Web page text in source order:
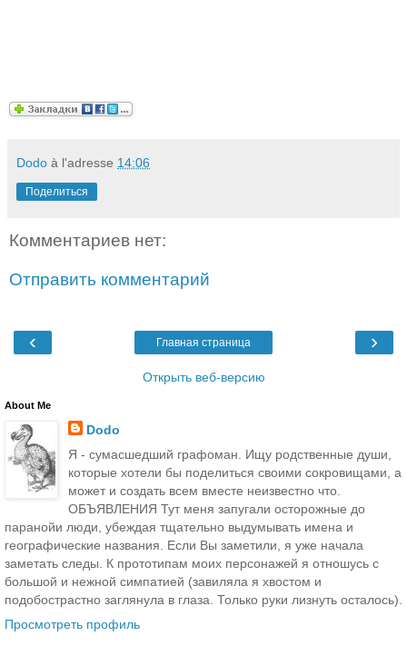
Dodo à l'adresse 14:06
Поделиться
Комментариев нет:
Отправить комментарий
‹ ›
Главная страница
Открыть веб-версию
About Me
Dodo
Я - сумасшедший графоман. Ищу родственные души,
которые хотели бы поделиться своими сокровищами, а
может и создать всем вместе неизвестно что.
ОБЪЯВЛЕНИЯ Тут меня запугали осторожные до
паранойи люди, убеждая тщательно выдумывать имена и
географические названия. Если Вы заметили, я уже начала
заметать следы. К прототипам моих персонажей я отношусь с
большой и нежной симпатией (завиляла я хвостом и
подобострастно заглянула в глаза. Только руки лизнуть осталось).
Просмотреть профиль